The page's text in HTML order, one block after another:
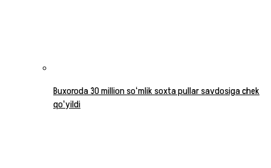
Buxoroda 30 million soʻmlik soxta pullar savdosiga chek
qoʻyildi